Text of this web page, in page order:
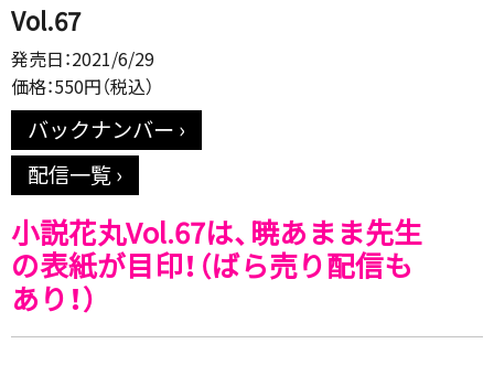
Vol.67
発売日：2021/6/29
価格：550円（税込）
バックナンバー ›
配信一覧 ›
小説花丸Vol.67は、暁あまま先生
の表紙が目印！（ばら売り配信も
あり！）